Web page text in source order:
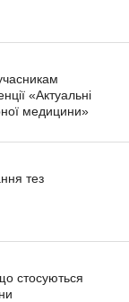
«Актуальні
медицини»
тез
стосуються